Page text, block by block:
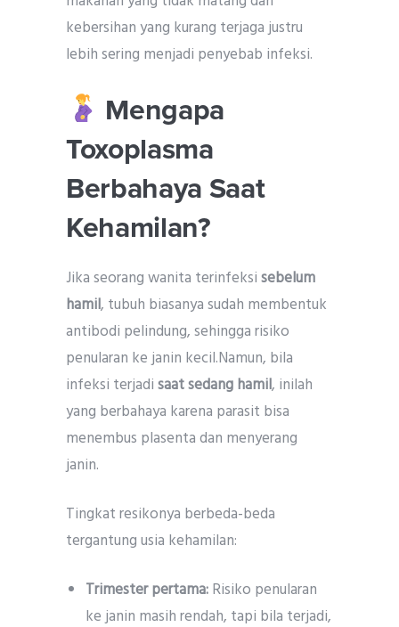
kebersihan yang kurang terjaga justru
lebih sering menjadi penyebab infeksi.
Mengapa
Toxoplasma
Berbahaya Saat
Kehamilan?
Jika seorang wanita terinfeksisebelum
hamil, tubuh biasanya sudah membentuk
antibodi pelindung, sehingga risiko
penularan ke janin kecil.Namun, bila
infeksi terjadisaat sedang hamil, inilah
yang berbahaya karena parasit bisa
menembus plasenta dan menyerang
janin.
Tingkat resikonya berbeda-beda
tergantung usia kehamilan:
Trimester pertama:Risiko penularan
ke janin masih rendah, tapi bila terjadi,